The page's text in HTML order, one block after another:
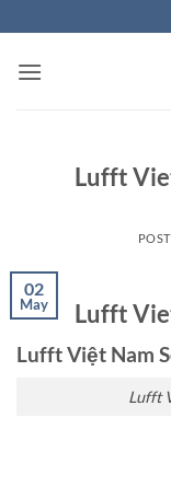
to
content
Lufft
02
May Lufft
Lufft Việt Nam
Lufft